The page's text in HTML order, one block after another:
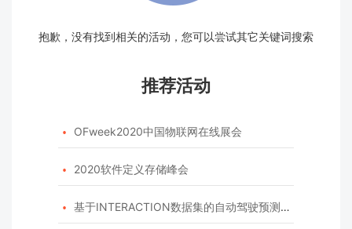
抱歉，没有找到相关的活动，您可以尝试其它关键词搜索
推荐活动
 OFweek2020中国物联网在线展会
 2020软件定义存储峰会
 基于INTERACTION数据集的自动驾驶预测模型挑战赛